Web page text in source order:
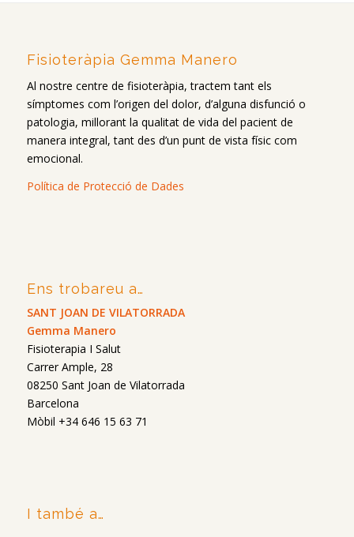
Fisioteràpia Gemma Manero
Al nostre centre de fisioteràpia, tractem tant els
símptomes com l’origen del dolor, d’alguna disfunció o
patologia, millorant la qualitat de vida del pacient de
manera integral, tant des d’un punt de vista físic com
emocional.
Política de Protecció de Dades
Ens trobareu a…
SANT JOAN DE VILATORRADA
Gemma Manero
Fisioterapia I Salut
Carrer Ample, 28
08250 Sant Joan de Vilatorrada
Barcelona
Mòbil +34 646 15 63 71
I també a…